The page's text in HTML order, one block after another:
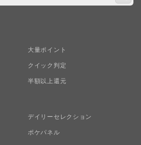
大量ポイント
クイック判定
半額以上還元
デイリーセレクション
ポケパネル